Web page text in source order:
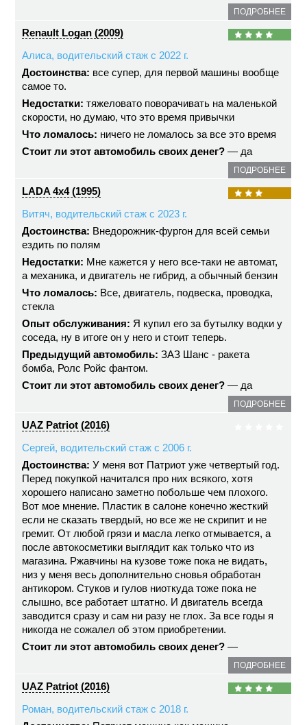
ПОДРОБНЕЕ
Renault Logan (2009)
Алиса, водительский стаж с 2022 г.
Достоинства: все супер, для первой машины вообще
самое то.
Недостатки: тяжеловато поворачивать на маленькой
скорости, но думаю, что это время привычки
Что ломалось: ничего не ломалось за все это время
Стоит ли этот автомобиль своих денег? — да
ПОДРОБНЕЕ
LADA 4x4 (1995)
Витяч, водительский стаж с 2023 г.
Достоинства: Внедорожник-фургон для всей семьи
ездить по полям
Недостатки: Мне кажется у него все-таки не автомат,
а механика, и двигатель не гибрид, а обычный бензин
Что ломалось: Все, двигатель, подвеска, проводка,
стекла
Опыт обслуживания: Я купил его за бутылку водки у
соседа, ну в итоге он у него и стоит теперь.
Предыдущий автомобиль: ЗАЗ Шанс - ракета
бомба, Ролс Ройс фантом.
Стоит ли этот автомобиль своих денег? — да
ПОДРОБНЕЕ
UAZ Patriot (2016)
Сергей, водительский стаж с 2006 г.
Достоинства: У меня вот Патриот уже четвертый год.
Перед покупкой начитался про них всякого, хотя
хорошего написано заметно побольше чем плохого.
Вот мое мнение. Пластик в салоне конечно жесткий
если не сказать твердый, но все же не скрипит и не
гремит. От любой грязи и масла легко отмывается, а
после автокосметики выглядит как только что из
магазина. Ржавчины на кузове тоже пока не видать,
низ у меня весь дополнительно сновья обработан
антикором. Стуков и гулов ниоткуда тоже пока не
слышно, все работает штатно. И двигатель всегда
заводится сразу и сам ни разу не глох. За все годы я
никогда не сожалел об этом приобретении.
Стоит ли этот автомобиль своих денег? —
ПОДРОБНЕЕ
UAZ Patriot (2016)
Роман, водительский стаж с 2018 г.